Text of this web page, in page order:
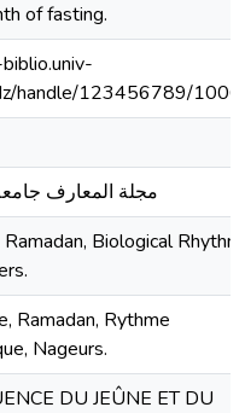
of fasting.
handle/123456789/
مجلة المعارف
Ramadan, Biological Rhythm,
Ramadan, Rythme
Nageurs.
DU JEÛNE ET DU